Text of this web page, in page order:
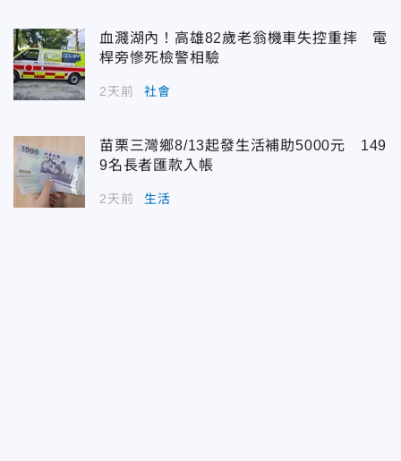
血濺湖內！高雄82歲老翁機車失控重摔 電
桿旁慘死檢警相驗
2天前 社會
苗栗三灣鄉8/13起發生活補助5000元 149
9名長者匯款入帳
2天前 生活